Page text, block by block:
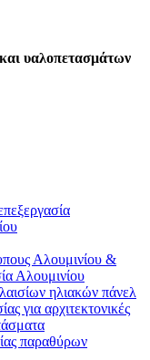
υαλοπετασμάτων
Αλουμινίου &
Αλουμινίου
ηλιακών πάνελ
για αρχιτεκτονικές
παραθύρων